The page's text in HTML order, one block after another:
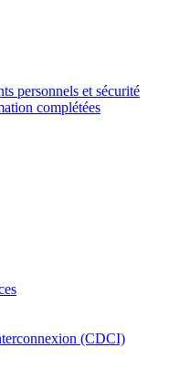
personnels et sécurité
complétées
(CDCI)